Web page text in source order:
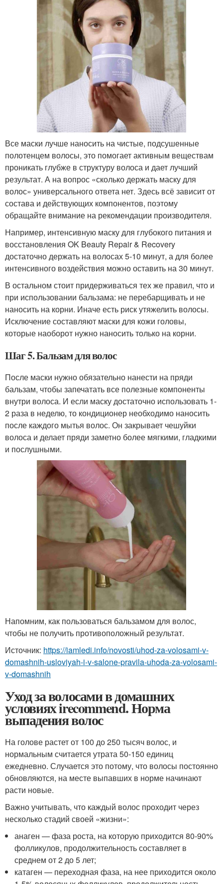
Все маски лучше наносить на чистые, подсушенные
полотенцем волосы, это помогает активным веществам
проникать глубже в структуру волоса и дает лучший
результат. А на вопрос «сколько держать маску для
волос» универсального ответа нет. Здесь всё зависит от
состава и действующих компонентов, поэтому
обращайте внимание на рекомендации производителя.
Например, интенсивную маску для глубокого питания и
восстановления OK Beauty Repair & Recovery
достаточно держать на волосах 5-10 минут, а для более
интенсивного воздействия можно оставить на 30 минут.
В остальном стоит придерживаться тех же правил, что и
при использовании бальзама: не перебарщивать и не
наносить на корни. Иначе есть риск утяжелить волосы.
Исключение составляют маски для кожи головы,
которые наоборот нужно наносить только на корни.
Шаг 5. Бальзам для волос
После маски нужно обязательно нанести на пряди
бальзам, чтобы запечатать все полезные компоненты
внутри волоса. И если маску достаточно использовать 1-
2 раза в неделю, то кондиционер необходимо наносить
после каждого мытья волос. Он закрывает чешуйки
волоса и делает пряди заметно более мягкими, гладкими
и послушными.
Напомним, как пользоваться бальзамом для волос,
чтобы не получить противоположный результат.
Источник: https://iamledi.info/novosti/uhod-za-volosami-v-
domashnih-usloviyah-i-v-salone-pravila-uhoda-za-volosami-
v-domashnih
Уход за волосами в домашних
условиях irecommend. Норма
выпадения волос
На голове растет от 100 до 250 тысяч волос, и
нормальным считается утрата 50-150 единиц
ежедневно. Случается это потому, что волосы постоянно
обновляются, на месте выпавших в норме начинают
расти новые.
Важно учитывать, что каждый волос проходит через
несколько стадий своей «жизни»:
анаген — фаза роста, на которую приходится 80-90%
фолликулов, продолжительность составляет в
среднем от 2 до 5 лет;
катаген — переходная фаза, на нее приходится около